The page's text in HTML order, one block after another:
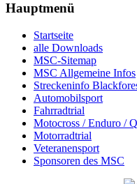
Hauptmenü
Startseite
alle Downloads
MSC-Sitemap
MSC Allgemeine Infos
Streckeninfo
Automobilsport
Fahrradtrial
Motocross / Enduro /
Motorradtrial
Veteranensport
Sponsoren des MSC